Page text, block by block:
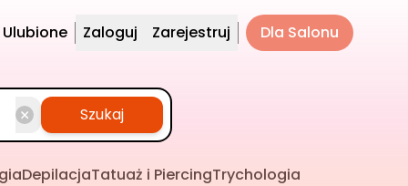
Ulubione Zaloguj Zarejestruj Dla Salonu
Szukaj
DepilacjaTatuaż i PiercingTrychologia